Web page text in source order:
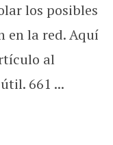
los posibles
en la red. Aquí
al
661 ...